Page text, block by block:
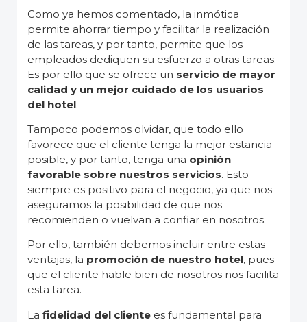
Como ya hemos comentado, la inmótica
permite ahorrar tiempo y facilitar la realización
de las tareas, y por tanto, permite que los
empleados dediquen su esfuerzo a otras tareas.
Es por ello que se ofrece un servicio de mayor
calidad y un mejor cuidado de los usuarios
del hotel.
Tampoco podemos olvidar, que todo ello
favorece que el cliente tenga la mejor estancia
posible, y por tanto, tenga una opinión
favorable sobre nuestros servicios. Esto
siempre es positivo para el negocio, ya que nos
aseguramos la posibilidad de que nos
recomienden o vuelvan a confiar en nosotros.
Por ello, también debemos incluir entre estas
ventajas, la promoción de nuestro hotel, pues
que el cliente hable bien de nosotros nos facilita
esta tarea.
La fidelidad del cliente es fundamental para